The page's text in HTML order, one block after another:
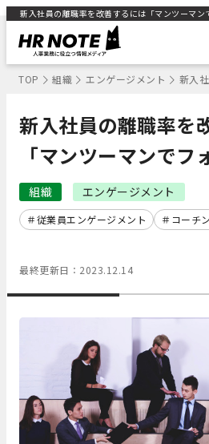
TOP 組織 エンゲージメント 新入
新入社員の離職率を
「マンツーマンでフ
組織 エンゲージメント
従業員エンゲージメント コーチ
最終更新日： 2023.12.14